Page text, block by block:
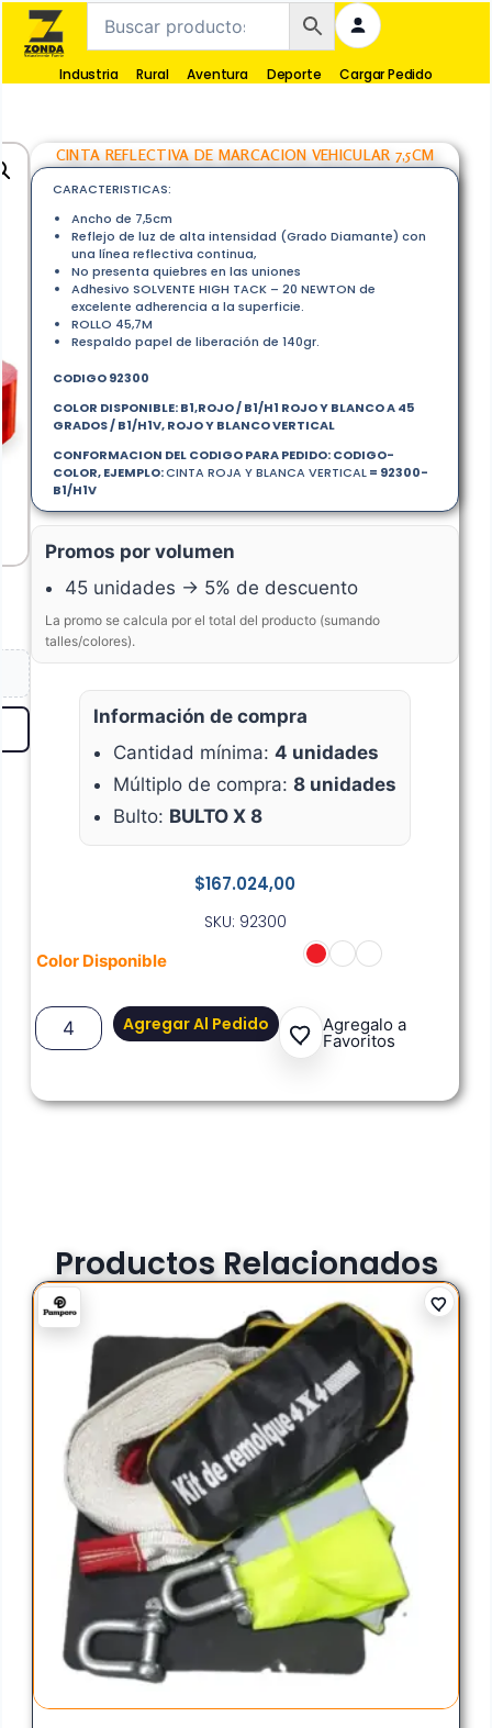
Industria Rural Aventura Deporte Cargar Pedido
CINTA REFLECTIVA DE MARCACION VEHICULAR 7,5CM
$167.024,00
CARACTERISTICAS:
Ancho de 7,5cm
Reflejo de luz de alta intensidad (Grado Diamante) con
una línea reflectiva continua,
No presenta quiebres en las uniones
Adhesivo SOLVENTE HIGH TACK – 20 NEWTON de
excelente adherencia a la superficie.
ROLLO 45,7M
Respaldo papel de liberación de 140gr.
CODIGO 92300
COLOR DISPONIBLE: B1,ROJO / B1/H1 ROJO Y BLANCO A 45
GRADOS / B1/H1V, ROJO Y BLANCO VERTICAL
CONFORMACION DEL CODIGO PARA PEDIDO: CODIGO-
COLOR, EJEMPLO:CINTA ROJA Y BLANCA VERTICAL= 92300-
B1/H1V
SKU: 92300
Color Disponible
Agregar Al Pedido Agregalo a
Favoritos
Promos por volumen
45 unidades → 5% de descuento
La promo se calcula por el total del producto (sumando
talles/colores).
Información de compra
Cantidad mínima: 4 unidades
Múltiplo de compra: 8 unidades
Bulto: BULTO X 8
Productos Relacionados